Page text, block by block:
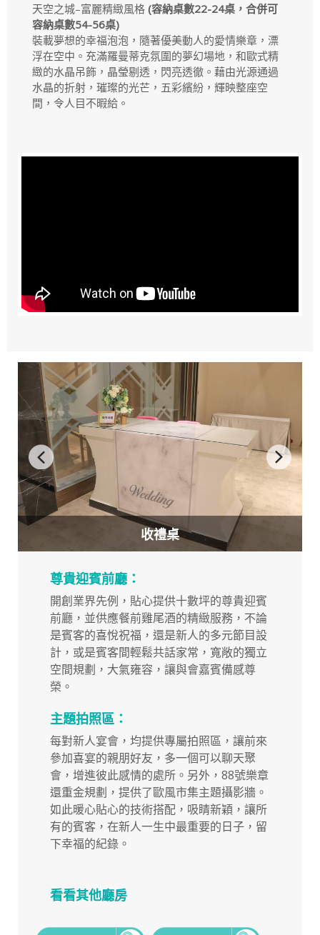
天空之城–富麗精緻風格 (容納桌數22-24桌，合併可
容納桌數54-56桌)
裝載夢想的幸福泡泡，隨著優美動人的愛情樂章，漂
浮在空中。充滿羅曼蒂克氛圍的夢幻場地，和歐式精
緻的水晶吊飾，晶瑩剔透，閃亮透徹。藉由光源通過
水晶的折射，璀璨的光芒，五彩繽紛，輝映整座空
間，令人目不暇給。
收禮桌
尊貴迎賓前廳：
開創業界先例，貼心提供十數坪的尊貴迎賓
前廳，並供應餐前雞尾酒的精緻服務，不論
是賓客的喜悅祝福，還是新人的多元節目設
計，或是賓客間輕鬆共話家常，寬敞的獨立
空間規劃，大氣雍容，讓與會嘉賓備感尊
榮。
主題拍照區：
每對新人宴會，均提供專屬拍照區，讓前來
參加喜宴的親朋好友，多一個可以聊天聚
會，增進彼此感情的處所。另外，88號樂章
還重金規劃，提供了歐風市集主題攝影牆。
如此暖心貼心的技術搭配，吸睛新穎，讓所
有的賓客，在新人一生中最重要的日子，留
下幸福的紀錄。
看看其他廳房